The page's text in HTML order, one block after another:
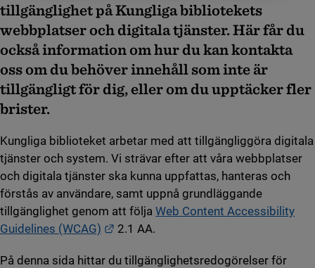
tillgänglighet på Kungliga bibliotekets
webbplatser och digitala tjänster. Här får du
också information om hur du kan kontakta
oss om du behöver innehåll som inte är
tillgängligt för dig, eller om du upptäcker fler
brister.
Kungliga biblioteket arbetar med att tillgängliggöra digitala
tjänster och system. Vi strävar efter att våra webbplatser
och digitala tjänster ska kunna uppfattas, hanteras och
förstås av användare, samt uppnå grundläggande
tillgänglighet genom att följa Web Content Accessibility
Guidelines (WCAG)
Länk till annan webbplats.
2.1 AA.
På denna sida hittar du tillgänglighetsredogörelser för